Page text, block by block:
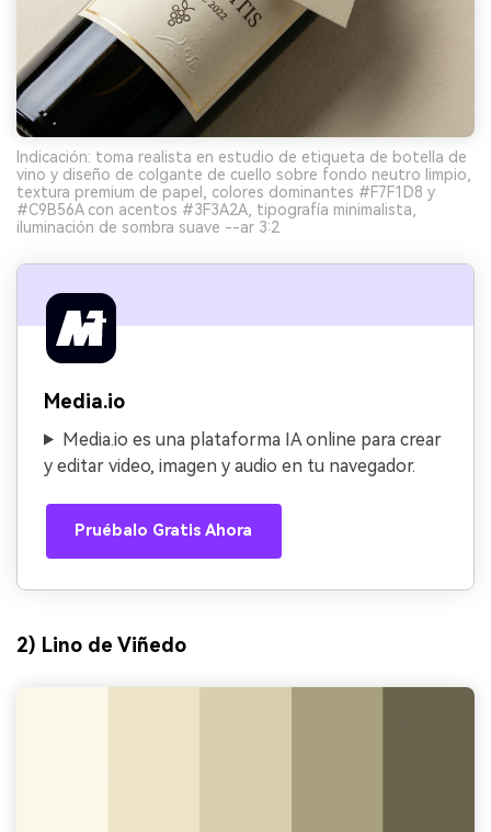
Indicación: toma realista en estudio de etiqueta de botella de
vino y diseño de colgante de cuello sobre fondo neutro limpio,
textura premium de papel, colores dominantes #F7F1D8 y
#C9B56A con acentos #3F3A2A, tipografía minimalista,
iluminación de sombra suave --ar 3:2
Media.io
Media.io es una plataforma IA online para crear
y editar video, imagen y audio en tu navegador.
Pruébalo Gratis Ahora
2) Lino de Viñedo